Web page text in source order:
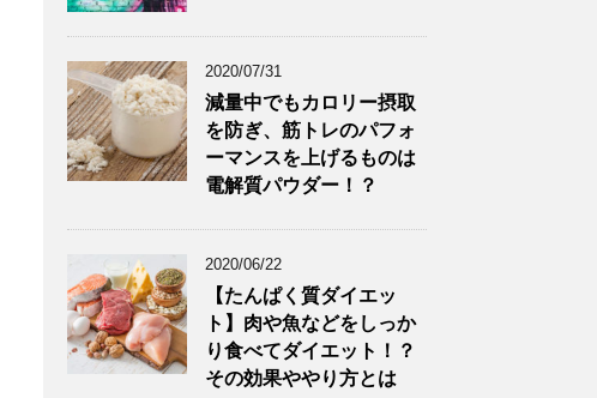
2020/07/31
減量中でもカロリー摂取
を防ぎ、筋トレのパフォ
ーマンスを上げるものは
電解質パウダー！？
2020/06/22
【たんぱく質ダイエッ
ト】肉や魚などをしっか
り食べてダイエット！？
その効果ややり方とは